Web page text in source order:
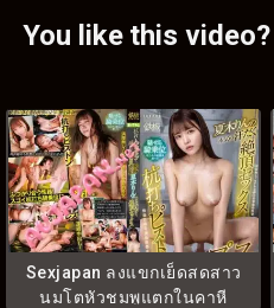
You like this
Sexjapan ลงแขกเย็ดสดสาว
นมโตหัวชมพูแตกในคาหี